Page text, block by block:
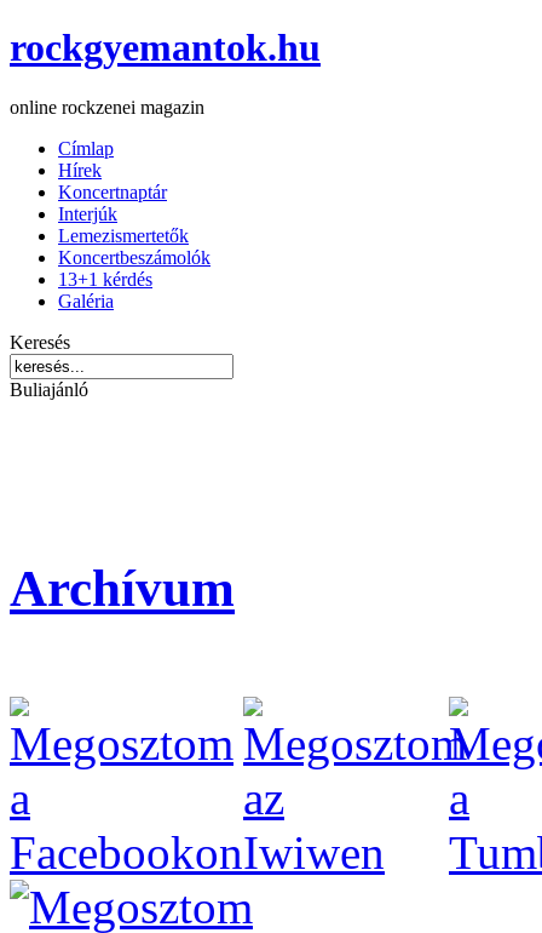
rockgyemantok.hu
online rockzenei magazin
Címlap
Hírek
Koncertnaptár
Interjúk
Lemezismertetők
Koncertbeszámolók
13+1 kérdés
Galéria
Keresés
Buliajánló
Archívum